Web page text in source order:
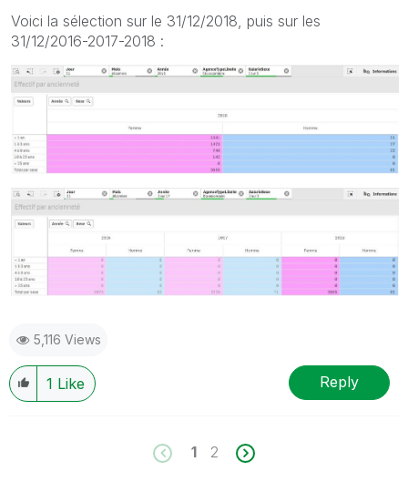
Voici la sélection sur le 31/12/2018, puis sur les
31/12/2016-2017-2018 :
5,116 Views
1 Like Reply
1 2